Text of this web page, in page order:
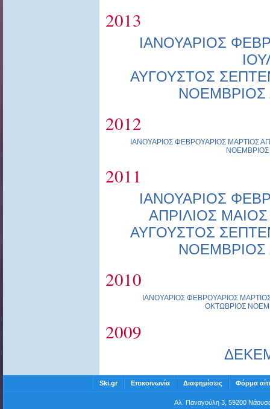
2013
ΙΑΝΟΥΑΡΙΟΣ
ΑΥΓΟΥΣΤΟΣ
ΝΟΕΜΒΡΙΟΣ
2012
ΙΑΝΟΥΑΡΙΟΣ ΦΕΒΡΟΥΑΡΙΟΣ ΜΑΡΤΙΟΣ
ΝΟΕΜΒΡΙΟΣ
2011
ΙΑΝΟΥΑΡΙΟΣ
ΑΠΡΙΛΙΟΣ ΜΑΙΟΣ
ΑΥΓΟΥΣΤΟΣ
ΝΟΕΜΒΡΙΟΣ
2010
ΙΑΝΟΥΑΡΙΟΣ ΦΕΒΡΟΥΑΡΙΟΣ
ΟΚΤΩΒΡΙΟΣ
2009
Ski.gr Επικοινωνία Διαφημίσεις Φόρμα
Αλ. Παναγούλη 3, 59200